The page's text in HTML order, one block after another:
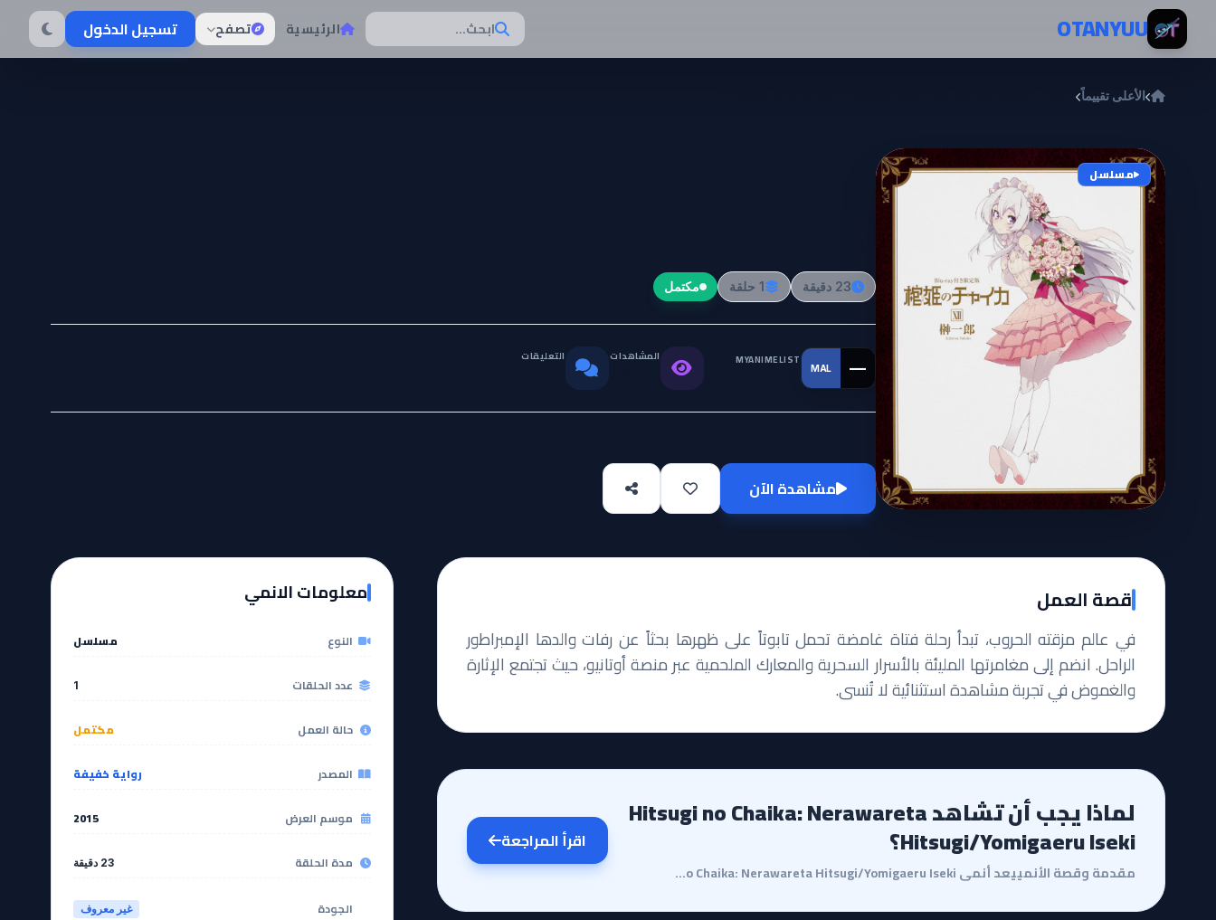
تخطي إلى المحتوىOTANYUU ابحث... الرئيسية تصفح تسجيل الدخول
الأعلى تقييماً
مسلسل
23 دقيقة 1 حلقة مكتمل
MAL —
MYANIMELIST المشاهدات التعليقات
مشاهدة الآن
قصة العمل
في عالم مزقته الحروب، تبدأ رحلة فتاة غامضة تحمل تابوتاً على ظهرها بحثاً عن رفات والدها الإمبراطور
الراحل. انضم إلى مغامرتها المليئة بالأسرار السحرية والمعارك الملحمية عبر منصة أوتانيو، حيث تجتمع الإثارة
والغموض في تجربة مشاهدة استثنائية لا تُنسى.
لماذا يجب أن تشاهد Hitsugi no Chaika: Nerawareta
Hitsugi/Yomigaeru Iseki؟
مقدمة وقصة الأنمييعد أنمي Hitsugi no Chaika: Nerawareta Hitsugi/Yomigaeru Iseki امتداداً مشوقاً لسلس...
اقرأ المراجعة
معلومات الانمي
النوع مسلسل
عدد الحلقات 1
حالة العمل مكتمل
المصدر رواية خفيفة
موسم العرض 2015
مدة الحلقة 23 دقيقة
الجودة غير معروف